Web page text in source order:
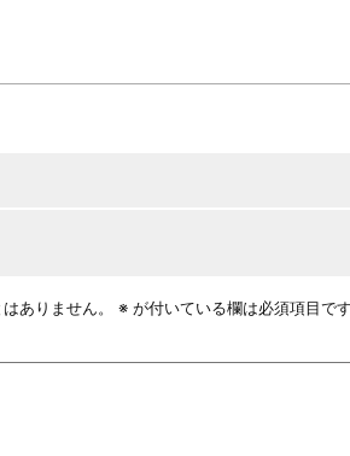
ありません。 ※ が付いている欄は必須項目です